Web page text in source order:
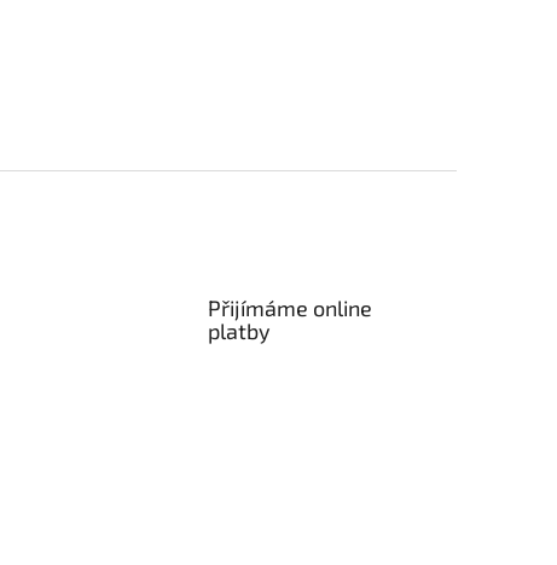
Přijímáme online
platby